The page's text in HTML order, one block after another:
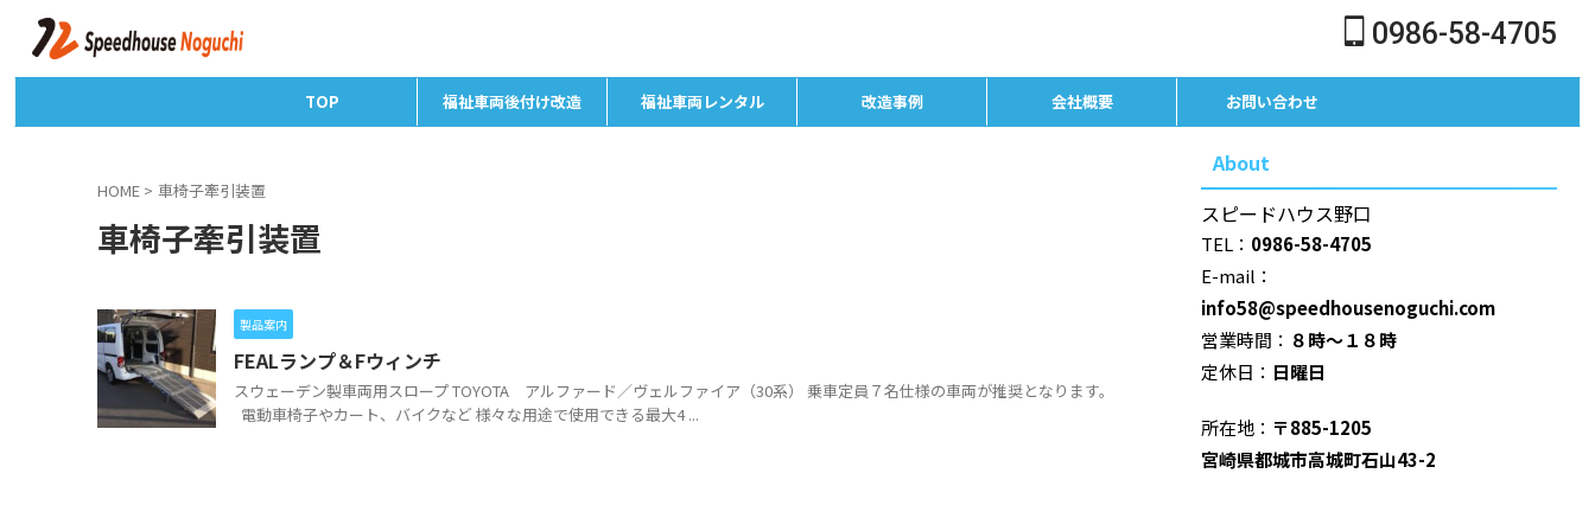
0986-58-4705
TOP 福祉車両後付け改造 福祉車両レンタル 改造事例 会社概要 お問い合わせ
HOME > 車椅子牽引装置
車椅子牽引装置
製品案内
FEALランプ＆Fウィンチ
スウェーデン製車両用スロープ TOYOTA アルファード／ヴェルファイア（30系） 乗車定員７名仕様の車両が推奨となります。
電動車椅子やカート、バイクなど 様々な用途で使用できる最大4 ...
About
スピードハウス野口
TEL： 0986-58-4705
E-mail：
info58@speedhousenoguchi.com
営業時間： ８時～１８時
定休日： 日曜日
所在地： 〒885-1205
宮崎県都城市高城町石山43-2